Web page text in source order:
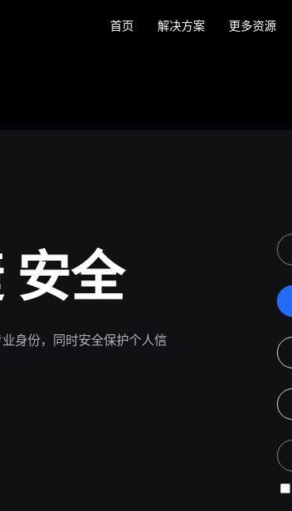
首页 解决方案 更多资源
安全
身份，同时安全保护个人信